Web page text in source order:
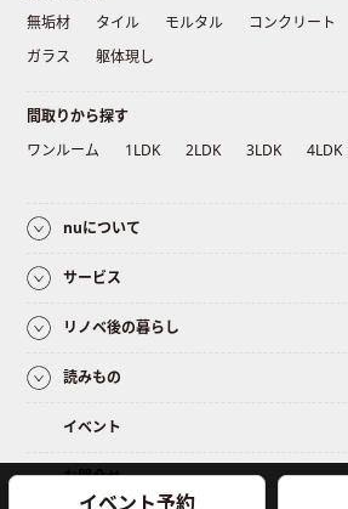
イベント予約
無垢材
タイル モルタル コンクリート
ガラス
躯体現し
間取りから探す
ワンルーム
1LDK 2LDK 3LDK 4LDK
nuについて
サービス
リノベ後の暮らし
読みもの
イベント
お問合せ